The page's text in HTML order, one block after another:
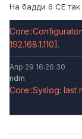
На бадди 6 СЕ так
192.168.1.110].
Апр 29 16:26:30
ndm
Core::Syslog: last